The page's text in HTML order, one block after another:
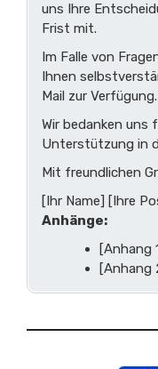
uns Ihre
Frist mit.
Im Falle von
Ihnen
Mail zur Verfügung.
Wir bedanken uns
Unterstützung in
Mit freundlichen
[Ihr Name] [Ihre
Anhänge:
[Anhang
[Anhang